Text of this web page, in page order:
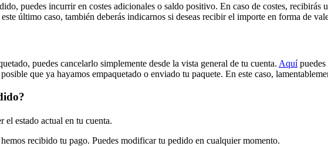
puedes incurrir en costes adicionales o saldo positivo. En caso de costes,
último caso, también deberás indicarnos si deseas recibir el importe en forma de
puedes cancelarlo simplemente desde la vista general de tu cuenta. Aquípuedes
que ya hayamos empaquetado o enviado tu paquete. En este caso,
el estado actual en tu cuenta.
recibido tu pago. Puedes modificar tu pedido en cualquier momento.